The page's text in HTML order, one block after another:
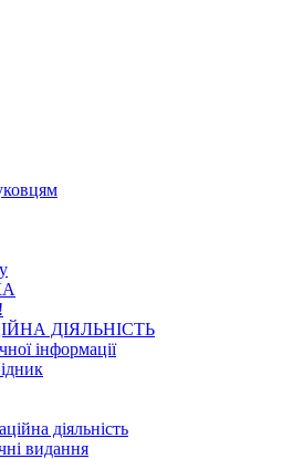
ДІЯЛЬНІСТЬ
інформації
діяльність
видання